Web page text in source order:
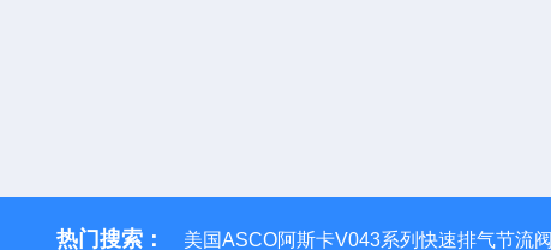
热门搜索： 美国ASCO阿斯卡V043系列快速排气节流阀